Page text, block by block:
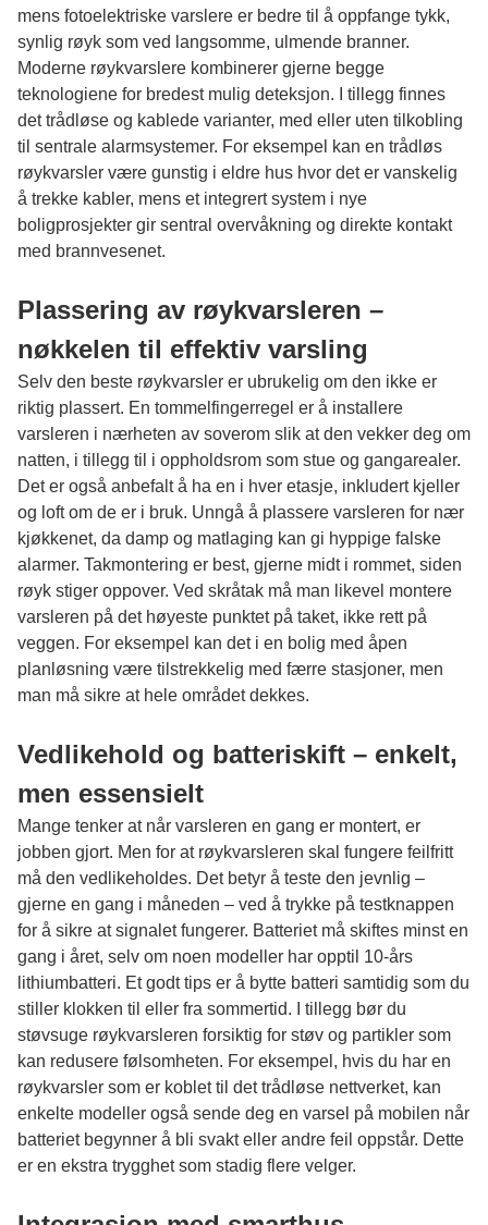
mens fotoelektriske varslere er bedre til å oppfange tykk,
synlig røyk som ved langsomme, ulmende branner.
Moderne røykvarslere kombinerer gjerne begge
teknologiene for bredest mulig deteksjon. I tillegg finnes
det trådløse og kablede varianter, med eller uten tilkobling
til sentrale alarmsystemer. For eksempel kan en trådløs
røykvarsler være gunstig i eldre hus hvor det er vanskelig
å trekke kabler, mens et integrert system i nye
boligprosjekter gir sentral overvåkning og direkte kontakt
med brannvesenet.
Plassering av røykvarsleren –
nøkkelen til effektiv varsling
Selv den beste røykvarsler er ubrukelig om den ikke er
riktig plassert. En tommelfingerregel er å installere
varsleren i nærheten av soverom slik at den vekker deg om
natten, i tillegg til i oppholdsrom som stue og gangarealer.
Det er også anbefalt å ha en i hver etasje, inkludert kjeller
og loft om de er i bruk. Unngå å plassere varsleren for nær
kjøkkenet, da damp og matlaging kan gi hyppige falske
alarmer. Takmontering er best, gjerne midt i rommet, siden
røyk stiger oppover. Ved skråtak må man likevel montere
varsleren på det høyeste punktet på taket, ikke rett på
veggen. For eksempel kan det i en bolig med åpen
planløsning være tilstrekkelig med færre stasjoner, men
man må sikre at hele området dekkes.
Vedlikehold og batteriskift – enkelt,
men essensielt
Mange tenker at når varsleren en gang er montert, er
jobben gjort. Men for at røykvarsleren skal fungere feilfritt
må den vedlikeholdes. Det betyr å teste den jevnlig –
gjerne en gang i måneden – ved å trykke på testknappen
for å sikre at signalet fungerer. Batteriet må skiftes minst en
gang i året, selv om noen modeller har opptil 10-års
lithiumbatteri. Et godt tips er å bytte batteri samtidig som du
stiller klokken til eller fra sommertid. I tillegg bør du
støvsuge røykvarsleren forsiktig for støv og partikler som
kan redusere følsomheten. For eksempel, hvis du har en
røykvarsler som er koblet til det trådløse nettverket, kan
enkelte modeller også sende deg en varsel på mobilen når
batteriet begynner å bli svakt eller andre feil oppstår. Dette
er en ekstra trygghet som stadig flere velger.